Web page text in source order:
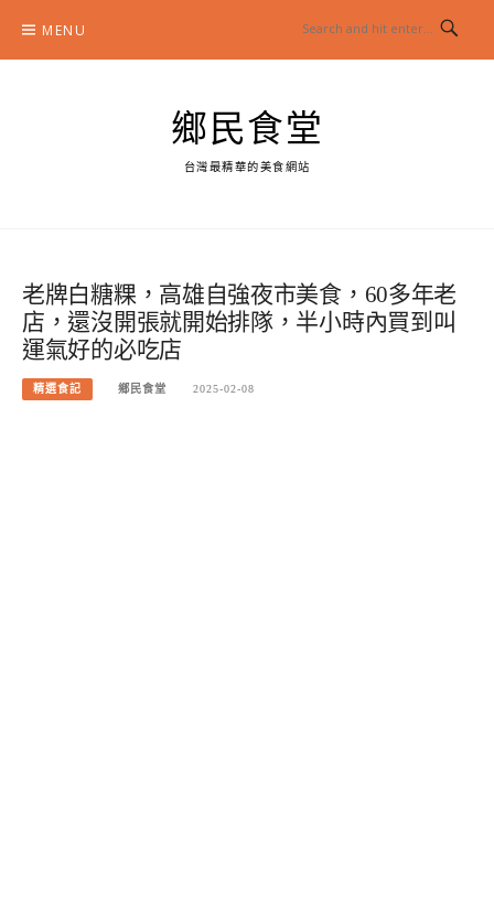
content
MENU
鄉民食堂
台灣最精華的美食網站
老牌白糖粿，高雄自強夜市美食，60多年老
店，還沒開張就開始排隊，半小時內買到叫
運氣好的必吃店
精選食記 鄉民食堂 2025-02-08